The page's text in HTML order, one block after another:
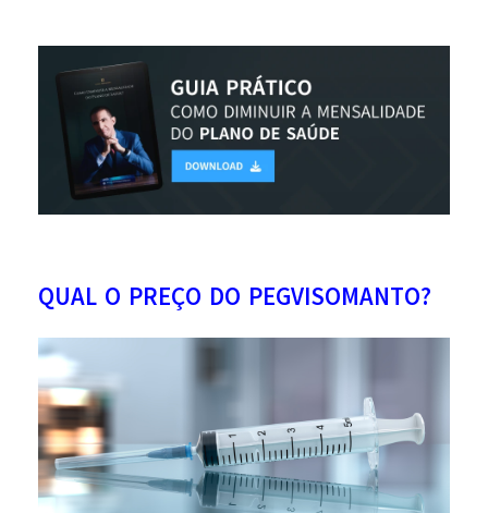
QUAL O PREÇO DO PEGVISOMANTO?